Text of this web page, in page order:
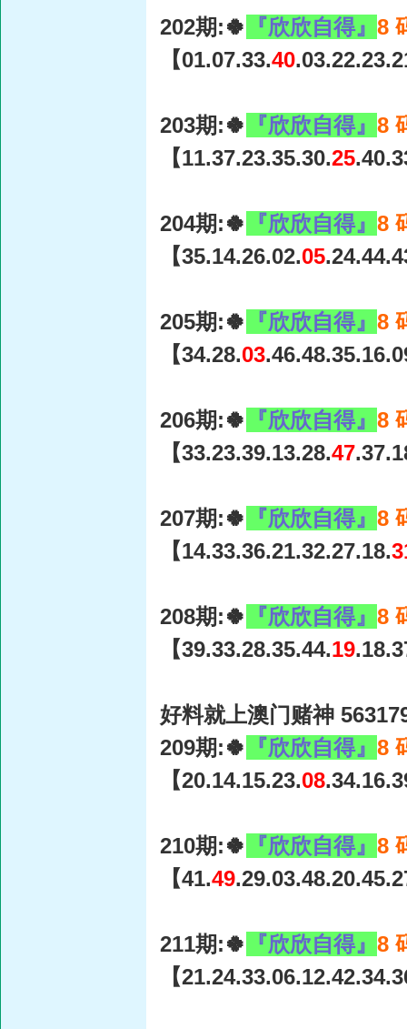
202期:🍀 『欣欣自得』 8
【01.07.33.40
203期:🍀 『欣欣自得』 8
【11.37.23.35.30.25
204期:🍀 『欣欣自得』 8
【35.14.26.02.05
205期:🍀 『欣欣自得』 8
【34.28.03
206期:🍀 『欣欣自得』 8
【33.23.39.13.28.47
207期:🍀 『欣欣自得』 8
【14.33.36.21.32.27.18.
208期:🍀 『欣欣自得』 8
【39.33.28.35.44.19
好料就上澳门赌神
209期:🍀
『欣欣自得』 8
【20.14.15.23.08
210期:🍀 『欣欣自得』 8
【41.49
211期:🍀 『欣欣自得』 8
【